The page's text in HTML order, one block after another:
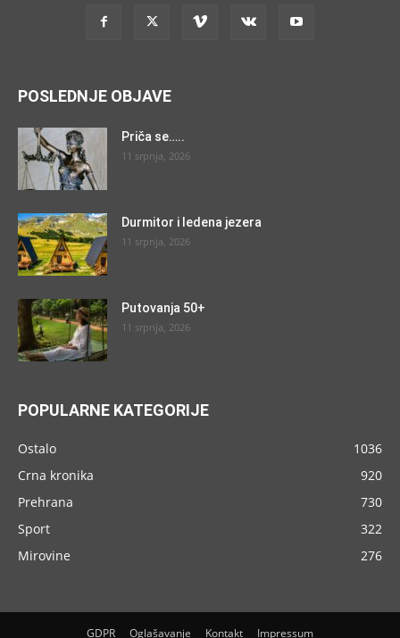
POSLEDNJE OBJAVE
Priča se…..
11 srpnja, 2026
Durmitor i ledena jezera
11 srpnja, 2026
Putovanja 50+
11 srpnja, 2026
POPULARNE KATEGORIJE
Ostalo
1036
Crna kronika
920
Prehrana
730
Sport
322
Mirovine
276
GDPR Oglašavanje Kontakt Impressum